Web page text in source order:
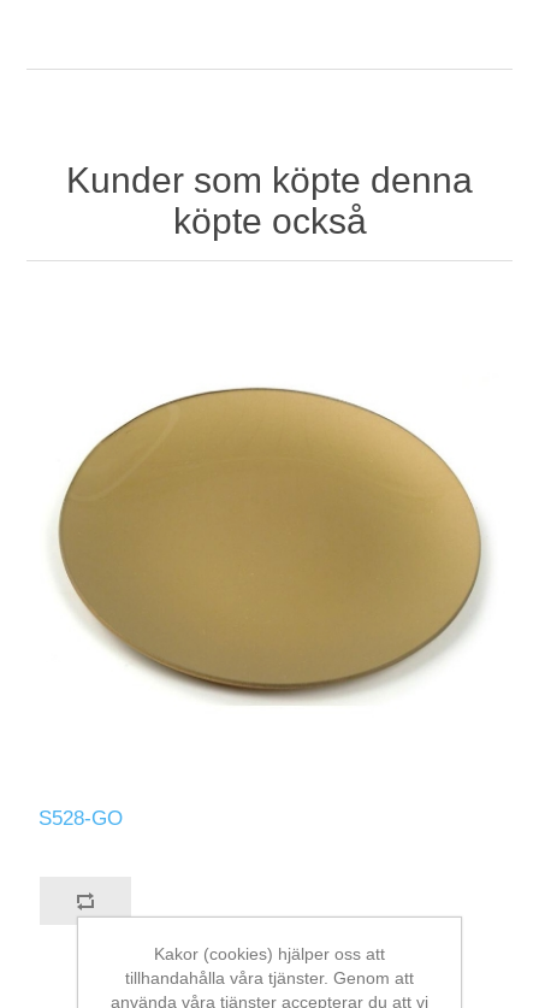
Kunder som köpte denna
köpte också
S528-GO
Kakor (cookies) hjälper oss att
tillhandahålla våra tjänster. Genom att
använda våra tjänster accepterar du att vi